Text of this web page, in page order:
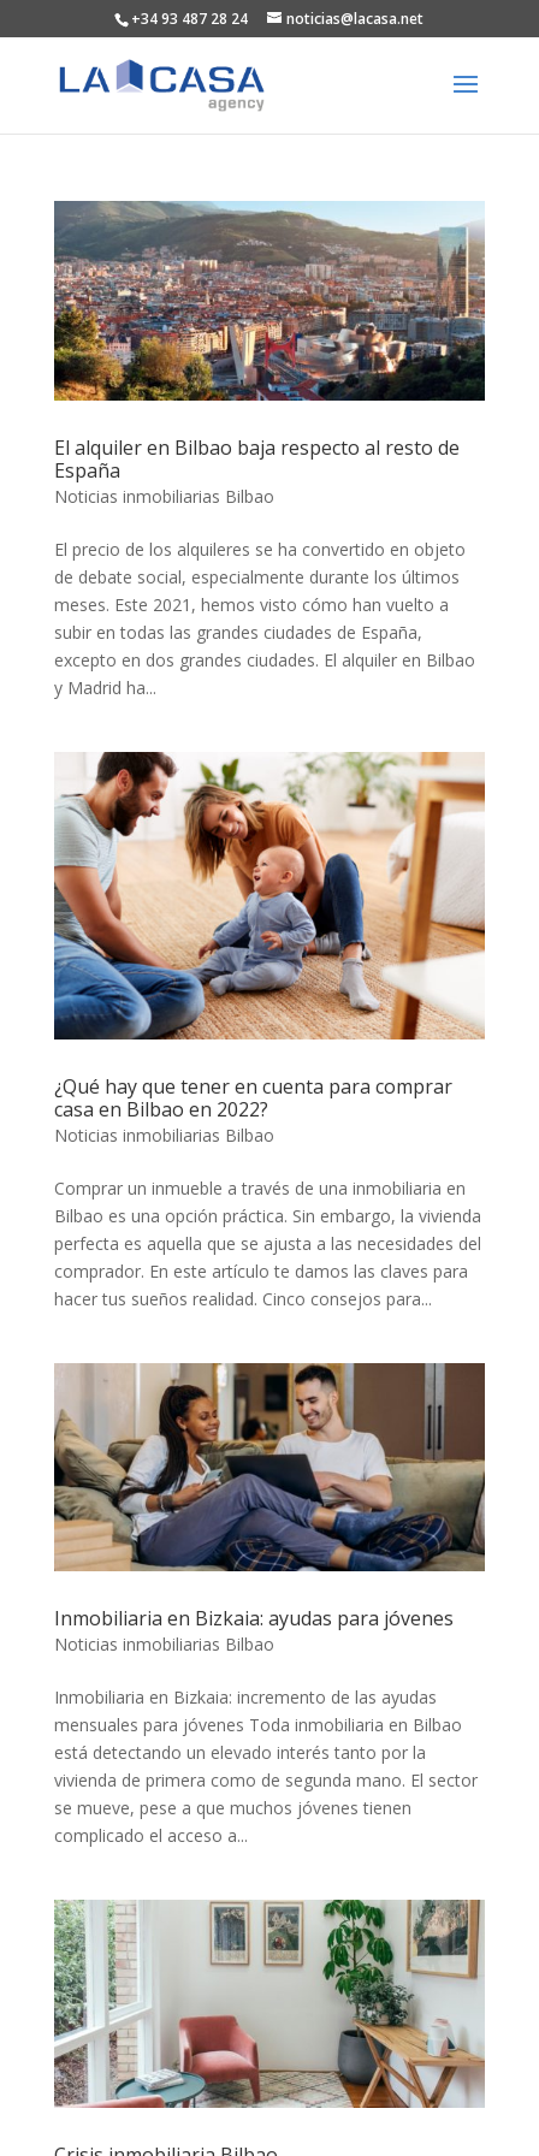
+34 93 487 28 24 noticias@lacasa.net
El alquiler en Bilbao baja respecto al resto de
España
Noticias inmobiliarias Bilbao
El precio de los alquileres se ha convertido en objeto
de debate social, especialmente durante los últimos
meses. Este 2021, hemos visto cómo han vuelto a
subir en todas las grandes ciudades de España,
excepto en dos grandes ciudades. El alquiler en Bilbao
y Madrid ha...
¿Qué hay que tener en cuenta para comprar
casa en Bilbao en 2022?
Noticias inmobiliarias Bilbao
Comprar un inmueble a través de una inmobiliaria en
Bilbao es una opción práctica. Sin embargo, la vivienda
perfecta es aquella que se ajusta a las necesidades del
comprador. En este artículo te damos las claves para
hacer tus sueños realidad. Cinco consejos para...
Inmobiliaria en Bizkaia: ayudas para jóvenes
Noticias inmobiliarias Bilbao
Inmobiliaria en Bizkaia: incremento de las ayudas
mensuales para jóvenes Toda inmobiliaria en Bilbao
está detectando un elevado interés tanto por la
vivienda de primera como de segunda mano. El sector
se mueve, pese a que muchos jóvenes tienen
complicado el acceso a...